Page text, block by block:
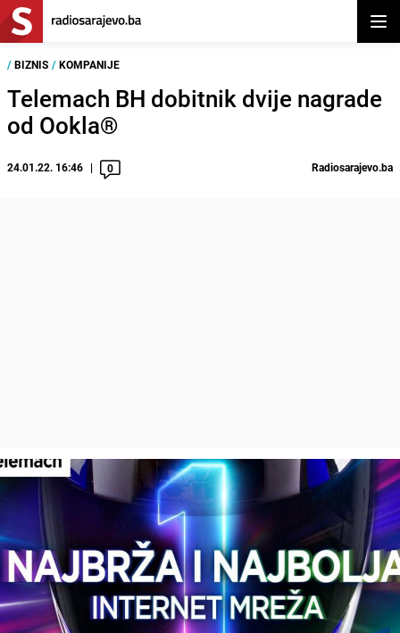
/ BIZNIS / KOMPANIJE
Telemach BH dobitnik dvije nagrade
od Ookla®
24.01.22. 16:46 0 Radiosarajevo.ba